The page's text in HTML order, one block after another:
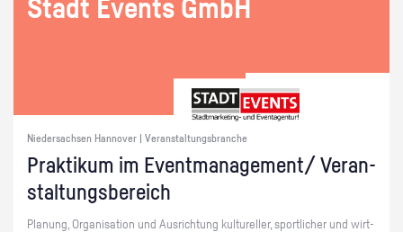
Stadt Events GmbH
Niedersachsen Hannover | Veranstaltungsbranche
Prak­ti­kum im Event­ma­nage­ment/ Ver­an­
stal­tungs­be­reich
Pla­nung, Or­ga­ni­sa­ti­on und Aus­rich­tung kul­tu­rel­ler, sport­li­cher und wirt­